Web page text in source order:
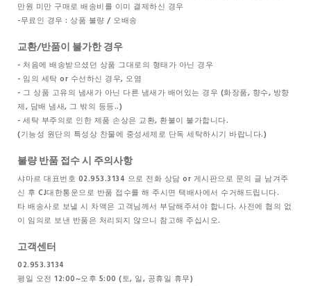
만원 미만 구매로 배송비를 이미 결제하신 경우
-무료인 경우 : 상품 불량 / 오배송
교환/반품이 불가한 경우
- 처음에 배송받으셨던 상품 그대로의 형태가 아닌 경우
- 임의 세탁 or 수선하신 경우, 오염
- 그 상품 고유의 냄새가 아닌 다른 냄새가 배어있는 경우 (화장품, 향수, 방향
제, 담배 냄새, 그 밖의 등등..)
- 세탁 부주의로 인한 제품 손상은 교환, 환불이 불가합니다.
(기능성 원단의 특성상 찬물에 중성세제로 단독 세탁하시기 바랍니다.)
불량 반품 접수 시 주의사항
샤마르 대표번호 02.953.3134 으로 전화 상담 or 게시판으로 문의 글 남겨주
신 후 CJ대한통운으로 반품 접수를 해 주시면 택배사에서 수거해드립니다.
타 배송사로 보낼 시 차액은 고객님께서 부담해주셔야 합니다. 사전에 협의 없
이 임의로 보낸 반품은 처리되지 않으니 참고해 주십시오.
고객센터
02.953.3134
평일 오전 12:00~오후 5:00 (토, 일, 공휴일 휴무)